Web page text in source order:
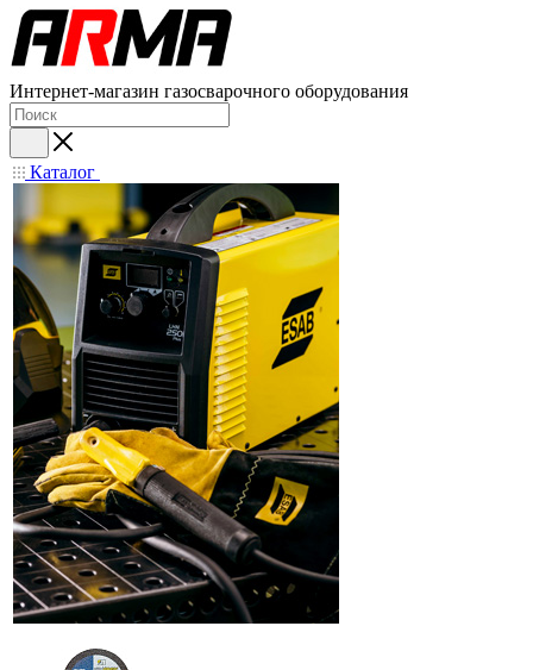
Интернет-магазин газосварочного оборудования
Каталог